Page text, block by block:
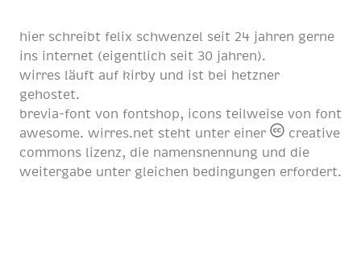
hier schreibt felix schwenzel seit 24 jahren gerne
ins internet (eigentlich seit 30 jahren).
wirres läuft auf kirby und ist bei hetzner
gehostet.
brevia-font von fontshop, icons teilweise von font
awesome. wirres.net steht unter einer
creative
commons lizenz, die namensnennung und die
weitergabe unter gleichen bedingungen erfordert.